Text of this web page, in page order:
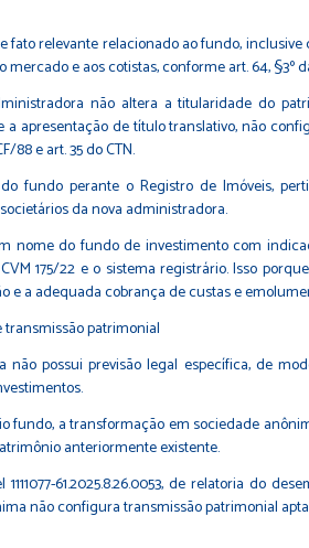
relevante relacionado ao fundo,
e aos cotistas, conforme art. 64, §3º
não altera a titularidade do
apresentação de título translativo, não
88 e art. 35 do CTN.
fundo perante o Registro de Imóveis,
da nova administradora.
nome do fundo de investimento com
175/22 e o sistema registrário. Isso
e a adequada cobrança de custas e
patrimonial
possui previsão legal específica, de
a transformação em sociedade
anteriormente existente.
61.2025.8.26.0053, de relatoria do
não configura transmissão patrimonial